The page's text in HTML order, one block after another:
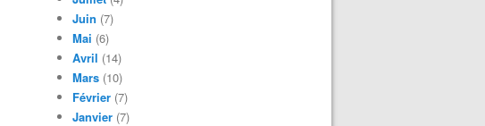
Juin (7)
Mai (6)
Avril (14)
Mars (10)
Février (7)
Janvier (7)